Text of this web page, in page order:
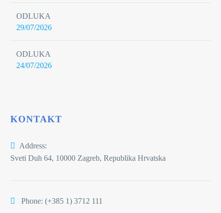
ODLUKA
29/07/2026
ODLUKA
24/07/2026
KONTAKT
Address:
Sveti Duh 64, 10000 Zagreb, Republika Hrvatska
Phone: (+385 1) 3712 111